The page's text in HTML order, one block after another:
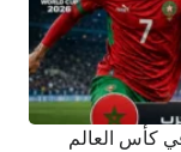
كأس العالم